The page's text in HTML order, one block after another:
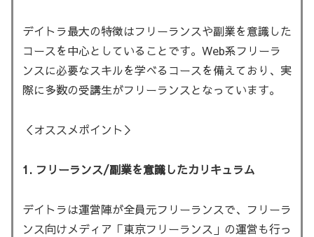
デイトラ最大の特徴はフリーランスや副業を意識した
コースを中心としていることです。Web系フリーラ
ンスに必要なスキルを学べるコースを備えており、実
際に多数の受講生がフリーランスとなっています。
＜オススメポイント＞
1. フリーランス/副業を意識したカリキュラム
デイトラは運営陣が全員元フリーランスで、フリーラ
ンス向けメディア「東京フリーランス」の運営も行っ